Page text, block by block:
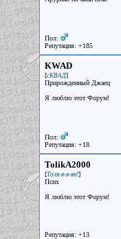
Пол:
Репутация: +185
KWAD
[сКВАД]
Прирожденный Джаец
Я люблю этот Форум!
Пол:
Репутация: +18
TolikA2000
[Толя-я-я-ян!]
Псих
Я люблю этот Форум!
Репутация: +13